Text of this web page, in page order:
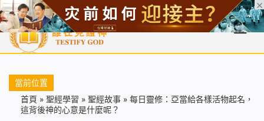
首頁 每日靈糧 天國福音 基督徒見證 信仰解答 聖經
當前位置
首頁 » 聖經學習 » 聖經故事 » 每日靈修：亞當給各樣活物起名，
這背後神的心意是什麼呢？